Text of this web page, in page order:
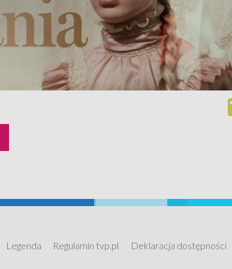
Legenda Regulamin tvp.pl Deklaracja dostępności